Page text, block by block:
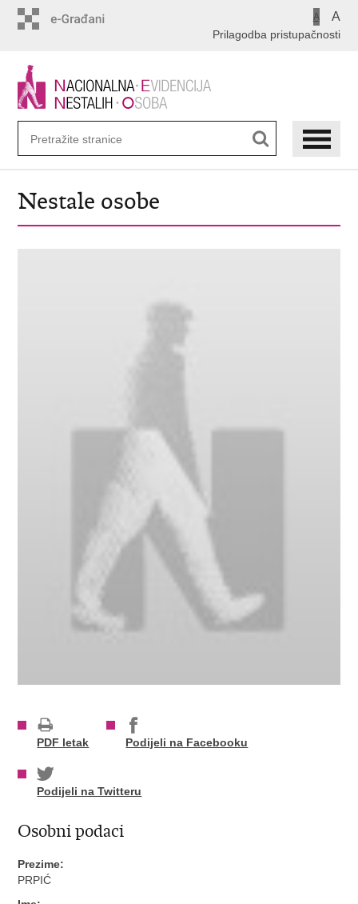
A A
Prilagodba pristupačnosti
Nestale osobe
PDF letak Podijeli na Facebooku
Podijeli na Twitteru
Osobni podaci
Prezime:
PRPIĆ